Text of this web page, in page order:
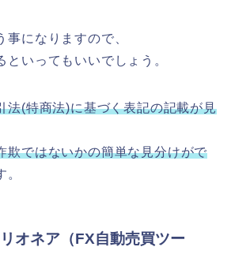
になりますので、
といってもいいでしょう。
法(特商法)に基づく表記の記載が見
欺ではないかの簡単な見分けがで
オネア（FX自動売買ツー